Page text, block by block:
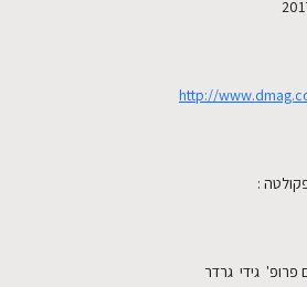
http://
: